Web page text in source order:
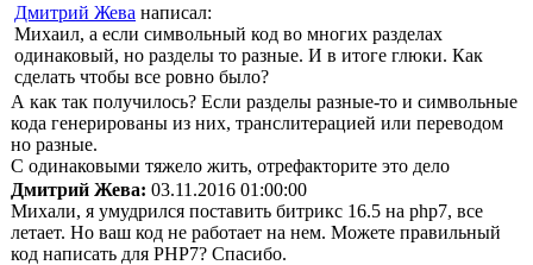
Дмитрий Жева написал:
Михаил, а если символьный код во многих разделах
одинаковый, но разделы то разные. И в итоге глюки. Как
сделать чтобы все ровно было?
А как так получилось? Если разделы разные-то и символьные
кода генерированы из них, транслитерацией или переводом
но разные.
С одинаковыми тяжело жить, отрефакторите это дело
Дмитрий Жева: 03.11.2016 01:00:00
Михали, я умудрился поставить битрикс 16.5 на php7, все
летает. Но ваш код не работает на нем. Можете правильный
код написать для PHP7? Спасибо.